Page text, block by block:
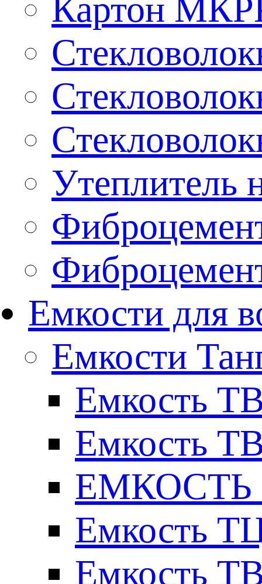
Картон
Утеплитель
Емкости для
Емкости
Емкость
Емкость
ЕМКОСТЬ
Емкость
Емкость